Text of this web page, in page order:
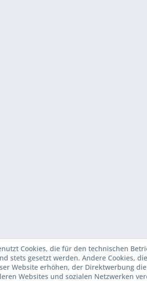
Cookies, die für den technischen
stets gesetzt werden. Andere Cookies,
Website erhöhen, der Direktwerbung
Websites und sozialen Netzwerken